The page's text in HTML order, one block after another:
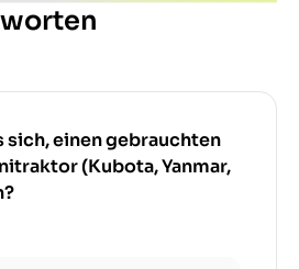
sich, einen gebrauchten
(Kubota, Yanmar,